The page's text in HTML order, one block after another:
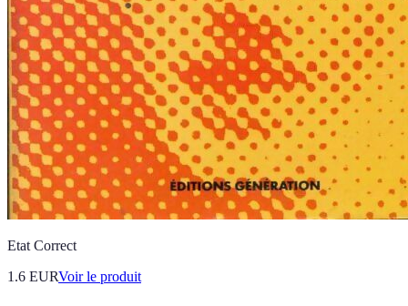
Etat Correct
1.6 EURVoir le produit